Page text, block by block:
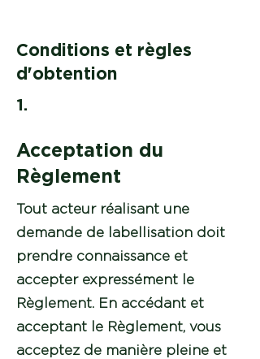
Conditions et règles
d'obtention
1.
Acceptation du
Règlement
Tout acteur réalisant une
demande de labellisation doit
prendre connaissance et
accepter expressément le
Règlement. En accédant et
acceptant le Règlement, vous
acceptez de manière pleine et